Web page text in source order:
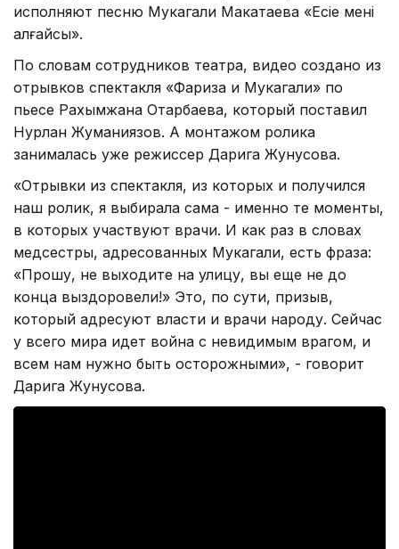
исполняют песню Мукагали Макатаева «Есіңе мені
алғайсың».
По словам сотрудников театра, видео создано из
отрывков спектакля «Фариза и Мукагали» по
пьесе Рахымжана Отарбаева, который поставил
Нурлан Жуманиязов. А монтажом ролика
занималась уже режиссер Дарига Жунусова.
«Отрывки из спектакля, из которых и получился
наш ролик, я выбирала сама - именно те моменты,
в которых участвуют врачи. И как раз в словах
медсестры, адресованных Мукагали, есть фраза:
«Прошу, не выходите на улицу, вы еще не до
конца выздоровели!» Это, по сути, призыв,
который адресуют власти и врачи народу. Сейчас
у всего мира идет война с невидимым врагом, и
всем нам нужно быть осторожными», - говорит
Дарига Жунусова.